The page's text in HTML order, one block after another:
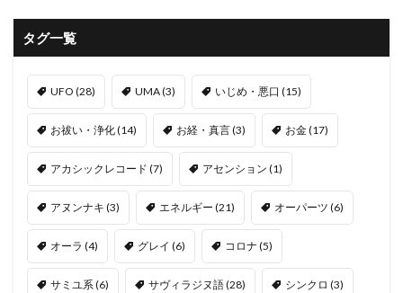
タグ一覧
UFO (28) UMA(3) いじめ・悪口 (15)
お祓い・浄化(14) お経・真言(3) お金(17)
アカシックレコード (7) アセンション (1)
アヌンナキ (3) エネルギー (21) オーパーツ (6)
オーラ (4) グレイ (6) コロナ (5)
サミユ系(6) サヴィラジヌ語(28) シンクロ (3)